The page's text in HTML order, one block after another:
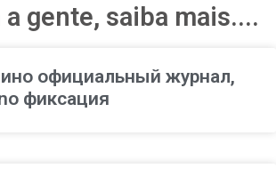
gente, saiba mais....
официальный журнал,
фиксация